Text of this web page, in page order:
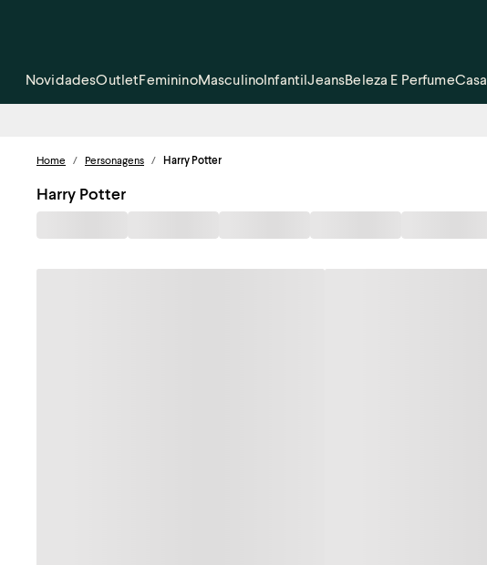
NovidadesOutletFemininoMasculinoInfantilJeansBeleza E PerfumeCasa
Home / Personagens / Harry Potter
Harry Potter